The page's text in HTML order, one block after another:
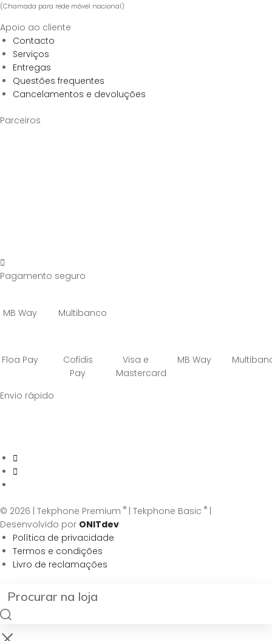
(Chamada para rede móvel nacional)
Apoio ao cliente
Contacto
Serviços
Entregas
Questões frequentes
Cancelamentos e devoluções
Parceiros
Pagamento seguro
MB Way Multibanco
Floa Pay
Cofidis
Pay
Visa e
Mastercard
MB Way
Envio rápido
© 2026 | Tekphone Premium ® | Tekphone Basic ® |
Desenvolvido por ONITdev
Política de privacidade
Termos e condições
Livro de reclamações